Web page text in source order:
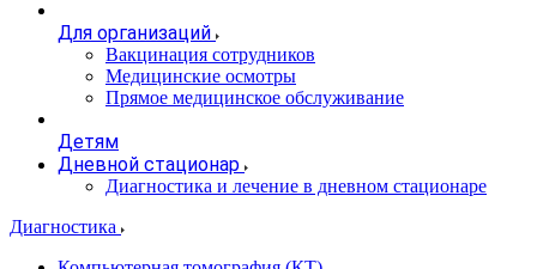
Для организаций
Вакцинация сотрудников
Медицинские осмотры
Прямое медицинское обслуживание
Детям
Дневной стационар
Диагностика и лечение в дневном стационаре
Диагностика